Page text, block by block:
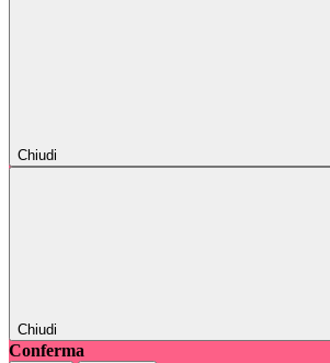
Chiudi
Chiudi
Conferma